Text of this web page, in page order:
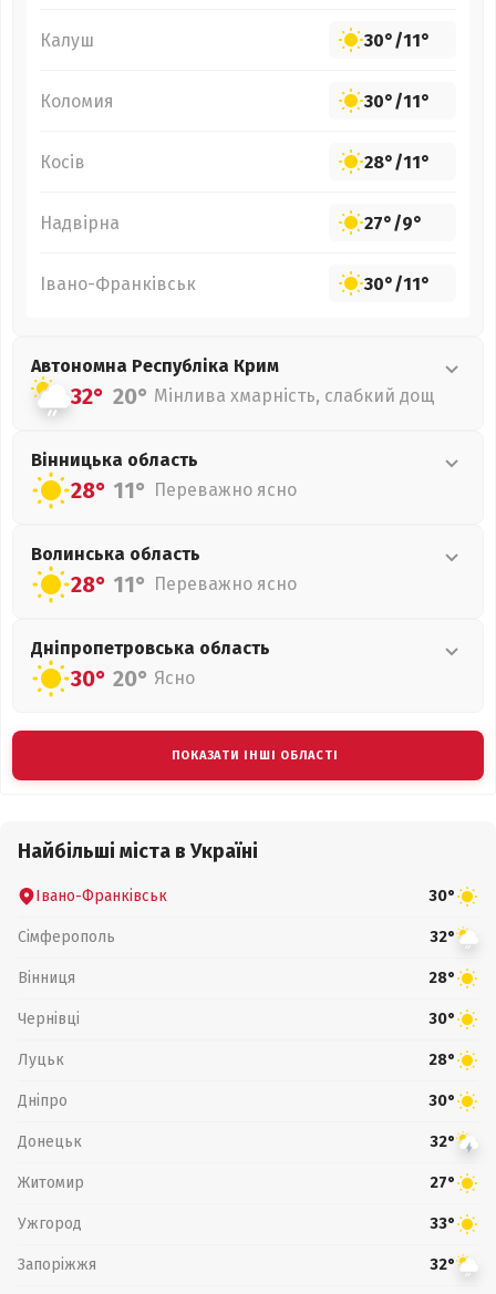
Калуш 30°/11°
Коломия 30°/11°
Косів 28°/11°
Надвірна 27°/9°
Івано-Франківськ 30°/11°
Автономна Республіка Крим
32° 20° Мінлива хмарність, слабкий дощ
Вінницька область
28° 11° Переважно ясно
Волинська область
28° 11° Переважно ясно
Дніпропетровська область
30° 20° Ясно
ПОКАЗАТИ ІНШІ ОБЛАСТІ
Найбільші міста в Україні
Івано-Франківськ 30°
Сімферополь 32°
Вінниця 28°
Чернівці 30°
Луцьк 28°
Дніпро 30°
Донецьк 32°
Житомир 27°
Ужгород 33°
Запоріжжя 32°